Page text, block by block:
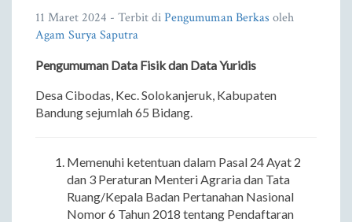
11 Maret 2024 - Terbit diPengumuman Berkas oleh
Agam Surya Saputra
Pengumuman Data Fisik dan Data Yuridis
Desa Cibodas, Kec. Solokanjeruk, Kabupaten
Bandung sejumlah 65 Bidang.
Memenuhi ketentuan dalam Pasal 24 Ayat 2
dan 3 Peraturan Menteri Agraria dan Tata
Ruang/Kepala Badan Pertanahan Nasional
Nomor 6 Tahun 2018 tentang Pendaftaran